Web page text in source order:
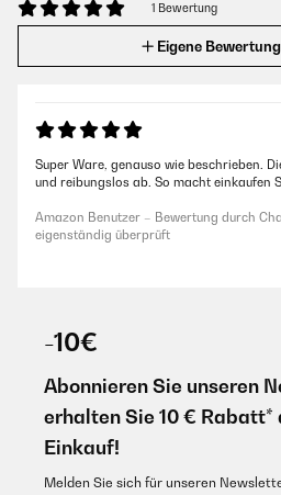
1 Bewertung
Eigene
Super Ware, genauso wie beschrieben.
und reibungslos ab. So macht einkaufen
Amazon Benutzer – Bewertung durch
eigenständig überprüft
-10€
Abonnieren Sie unseren
erhalten Sie 10 € Rabatt*
Einkauf!
Melden Sie sich für unseren